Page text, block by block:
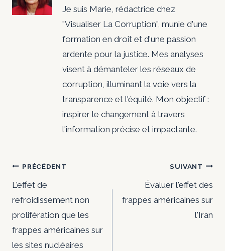
Je suis Marie, rédactrice chez
"Visualiser La Corruption", munie d'une
formation en droit et d'une passion
ardente pour la justice. Mes analyses
visent à démanteler les réseaux de
corruption, illuminant la voie vers la
transparence et l'équité. Mon objectif :
inspirer le changement à travers
l'information précise et impactante.
Navigation
de
l’article
PRÉCÉDENT
L'effet de
refroidissement non
prolifération que les
frappes américaines sur
les sites nucléaires
SUIVANT
Évaluer l'effet des
frappes américaines sur
l'Iran